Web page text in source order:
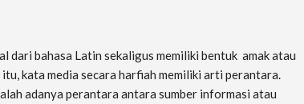
dari bahasa Latin sekaligus memiliki bentuk amak atau
kata media secara harfiah memiliki arti perantara.
adanya perantara antara sumber informasi atau